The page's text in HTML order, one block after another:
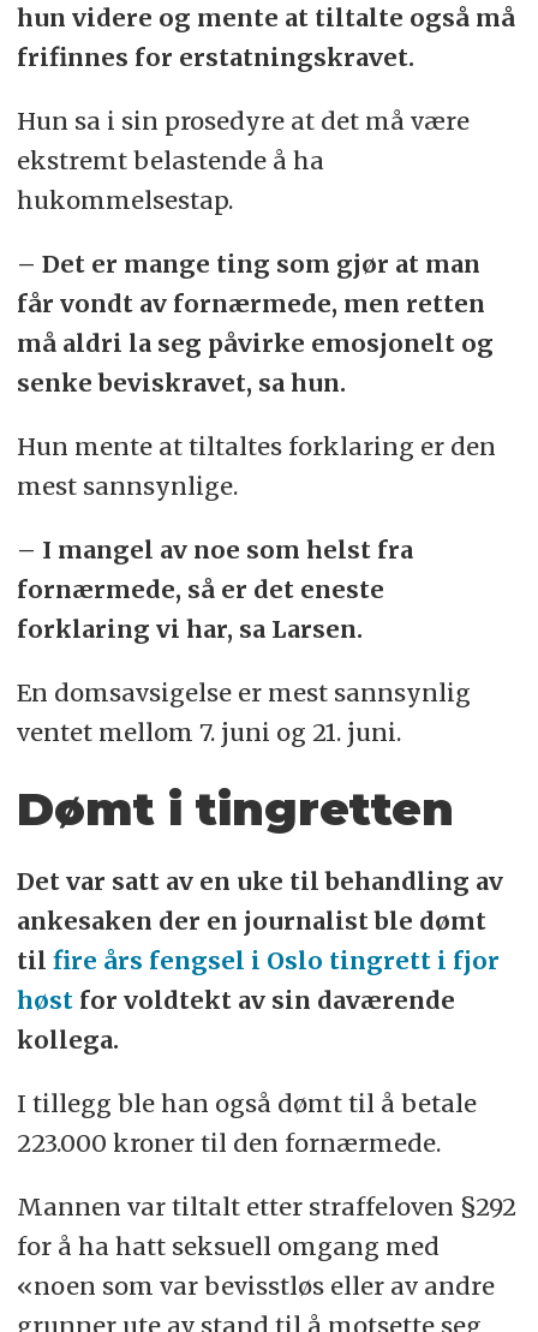
hun videre og mente at tiltalte også må
frifinnes for erstatningskravet.
Hun sa i sin prosedyre at det må være
ekstremt belastende å ha
hukommelsestap.
– Det er mange ting som gjør at man
får vondt av fornærmede, men retten
må aldri la seg påvirke emosjonelt og
senke beviskravet, sa hun.
Hun mente at tiltaltes forklaring er den
mest sannsynlige.
– I mangel av noe som helst fra
fornærmede, så er det eneste
forklaring vi har, sa Larsen.
En domsavsigelse er mest sannsynlig
ventet mellom 7. juni og 21. juni.
Dømt i tingretten
Det var satt av en uke til behandling av
ankesaken der en journalist ble dømt
til fire års fengsel i Oslo tingrett i fjor
høstfor voldtekt av sin daværende
kollega.
I tillegg ble han også dømt til å betale
223.000 kroner til den fornærmede.
Mannen var tiltalt etter straffeloven §292
for å ha hatt seksuell omgang med
«noen som var bevisstløs eller av andre
grunner ute av stand til å motsette seg